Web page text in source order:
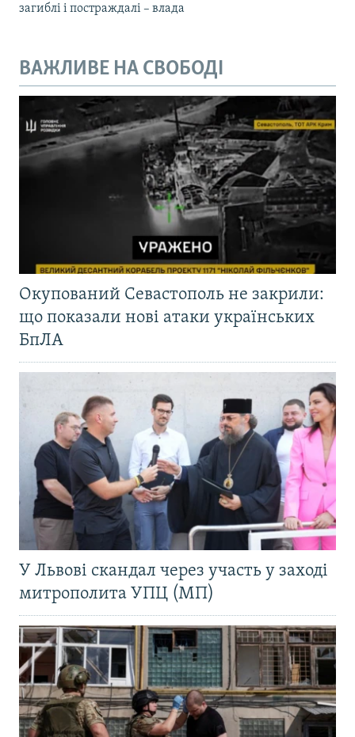
загиблі і постраждалі – влада
ВАЖЛИВЕ НА СВОБОДІ
Окупований Севастополь не закрили:
що показали нові атаки українських
БпЛА
У Львові скандал через участь у заході
митрополита УПЦ (МП)